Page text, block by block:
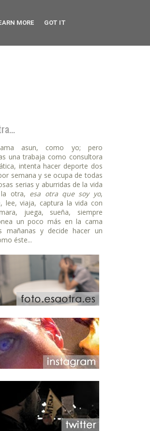
asun, como yo; pero
una trabaja como consultora
intenta hacer deporte dos
semana y se ocupa de todas
serias y aburridas de la vida
otra, esa otra que soy yo,
lee, viaja, captura la vida con
juega, sueña, siempre
un poco más en la cama
mañanas y decide hacer un
éste...
MORE GOT IT